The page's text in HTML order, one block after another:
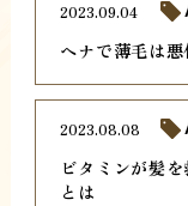
ヘナで薄毛は
2023.09.04
ビタミンが髪
とは
2023.08.08